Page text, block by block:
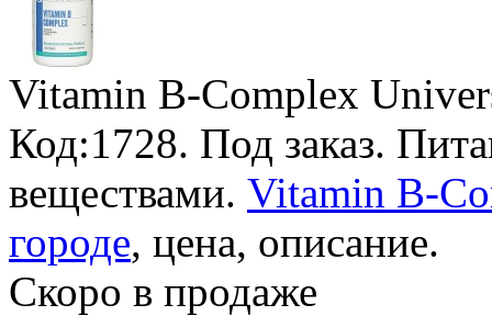
Vitamin B-Complex
Код:1728. Под заказ.
веществами. Vitamin B-
городе, цена, описание.
Скоро в продаже